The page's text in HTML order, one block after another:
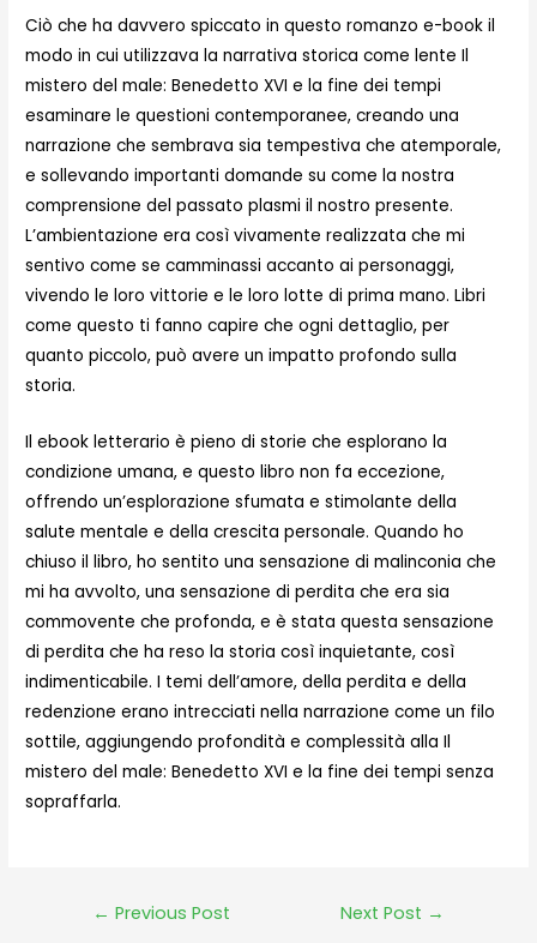
Ciò che ha davvero spiccato in questo romanzo e-book il
modo in cui utilizzava la narrativa storica come lente Il
mistero del male: Benedetto XVI e la fine dei tempi
esaminare le questioni contemporanee, creando una
narrazione che sembrava sia tempestiva che atemporale,
e sollevando importanti domande su come la nostra
comprensione del passato plasmi il nostro presente.
L’ambientazione era così vivamente realizzata che mi
sentivo come se camminassi accanto ai personaggi,
vivendo le loro vittorie e le loro lotte di prima mano. Libri
come questo ti fanno capire che ogni dettaglio, per
quanto piccolo, può avere un impatto profondo sulla
storia.
Il ebook letterario è pieno di storie che esplorano la
condizione umana, e questo libro non fa eccezione,
offrendo un’esplorazione sfumata e stimolante della
salute mentale e della crescita personale. Quando ho
chiuso il libro, ho sentito una sensazione di malinconia che
mi ha avvolto, una sensazione di perdita che era sia
commovente che profonda, e è stata questa sensazione
di perdita che ha reso la storia così inquietante, così
indimenticabile. I temi dell’amore, della perdita e della
redenzione erano intrecciati nella narrazione come un filo
sottile, aggiungendo profondità e complessità alla Il
mistero del male: Benedetto XVI e la fine dei tempi senza
sopraffarla.
← Previous Post Next Post →